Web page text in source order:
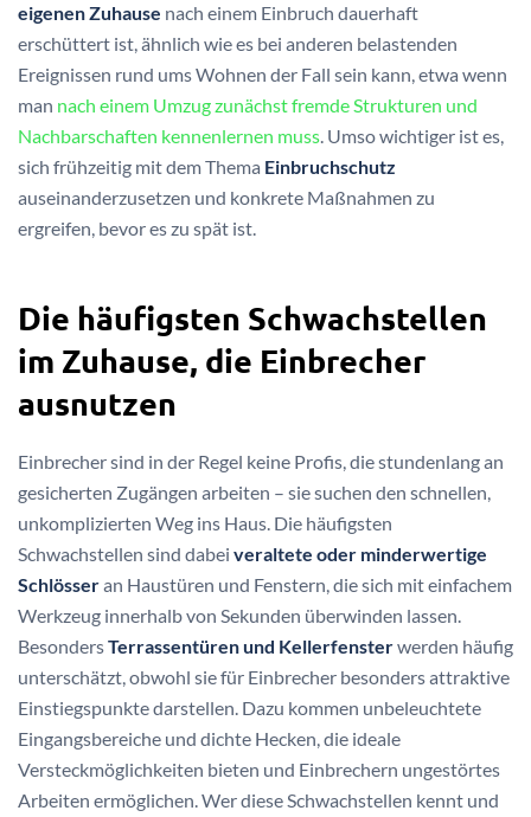
eigenen Zuhause nach einem Einbruch dauerhaft
erschüttert ist, ähnlich wie es bei anderen belastenden
Ereignissen rund ums Wohnen der Fall sein kann, etwa wenn
man nach einem Umzug zunächst fremde Strukturen und
Nachbarschaften kennenlernen muss. Umso wichtiger ist es,
sich frühzeitig mit dem Thema Einbruchschutz
auseinanderzusetzen und konkrete Maßnahmen zu
ergreifen, bevor es zu spät ist.
Die häufigsten Schwachstellen
im Zuhause, die Einbrecher
ausnutzen
Einbrecher sind in der Regel keine Profis, die stundenlang an
gesicherten Zugängen arbeiten – sie suchen den schnellen,
unkomplizierten Weg ins Haus. Die häufigsten
Schwachstellen sind dabei veraltete oder minderwertige
Schlösseran Haustüren und Fenstern, die sich mit einfachem
Werkzeug innerhalb von Sekunden überwinden lassen.
BesondersTerrassentüren und Kellerfensterwerden häufig
unterschätzt, obwohl sie für Einbrecher besonders attraktive
Einstiegspunkte darstellen. Dazu kommen unbeleuchtete
Eingangsbereiche und dichte Hecken, die ideale
Versteckmöglichkeiten bieten und Einbrechern ungestörtes
Arbeiten ermöglichen. Wer diese Schwachstellen kennt und